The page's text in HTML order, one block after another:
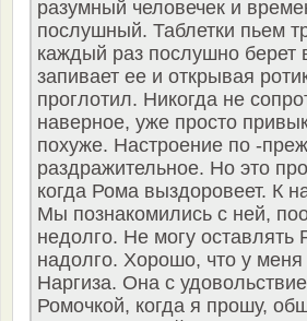
разумный человечек и
послушный. Таблетки пьем
каждый раз послушно берет
запивает ее и открывая
проглотил. Никогда не
наверное, уже просто
похуже. Настроение по -
раздражительное. Но это
когда Рома выздоровеет. К
Мы познакомились с ней,
недолго. Не могу оставлять
надолго. Хорошо, что у
Наргиза. Она с
Ромочкой, когда я прошу,